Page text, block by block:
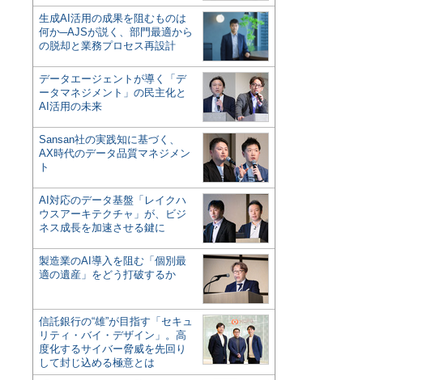
生成AI活用の成果を阻むものは
何か─AJSが説く、部門最適から
の脱却と業務プロセス再設計
データエージェントが導く「デ
ータマネジメント」の民主化と
AI活用の未来
Sansan社の実践知に基づく、
AX時代のデータ品質マネジメン
ト
AI対応のデータ基盤「レイクハ
ウスアーキテクチャ」が、ビジ
ネス成長を加速させる鍵に
製造業のAI導入を阻む「個別最
適の遺産」をどう打破するか
信託銀行の“雄”が目指す「セキュ
リティ・バイ・デザイン」。高
度化するサイバー脅威を先回り
して封じ込める極意とは